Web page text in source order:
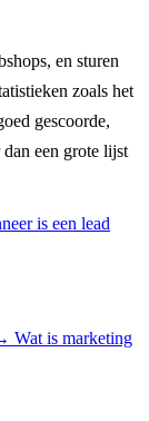
en sturen
zoals het
gescoorde,
een grote lijst
is een lead
Wat is marketing